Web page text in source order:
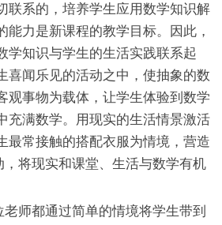
联系的，培养学生应用数学知识解
能力是新课程的教学目标。因此，
学知识与学生的生活实践联系起
喜闻乐见的活动之中，使抽象的数
观事物为载体，让学生体验到数学
充满数学。用现实的生活情景激活
最常接触的搭配衣服为情境，营造
，将现实和课堂、生活与数学有机
老师都通过简单的情境将学生带到